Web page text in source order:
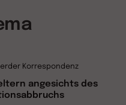
Korrespondenz
angesichts des